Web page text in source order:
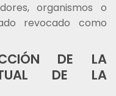
organismos o
revocado como
DE LA
DE LA